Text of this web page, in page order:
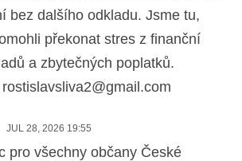
bez dalšího odkladu. Jsme tu,
překonat stres z finanční
a zbytečných poplatků.
rostislavsliva2@gmail.com
JUL 28, 2026 19:55
pro všechny občany České